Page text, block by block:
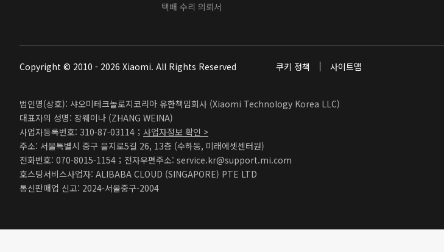
택배 수리 의뢰서
Copyright © 2010 - 2026 Xiaomi. All Rights Reserved 쿠키 정책 사이트맵
법인명(상호): 샤오미테크놀로지코리아 유한책임회사 (Xiaomi Technology Korea LLC)
대표자의 성명: 장웨이나 (ZHANG WEINA)
사업자등록번호: 310-87-03114； 사업자정보 확인 >
주소: 서울특별시 중구 을지로5길 26, 13층 (수하동, 미래에셋센터원)
전화번호: 070-8015-1154；전자우편주소: service.kr@support.mi.com
호스팅서비스사업자: ALIBABA CLOUD (SINGAPORE) PTE LTD
통신판매업 신고: 2024-서울중구-2004